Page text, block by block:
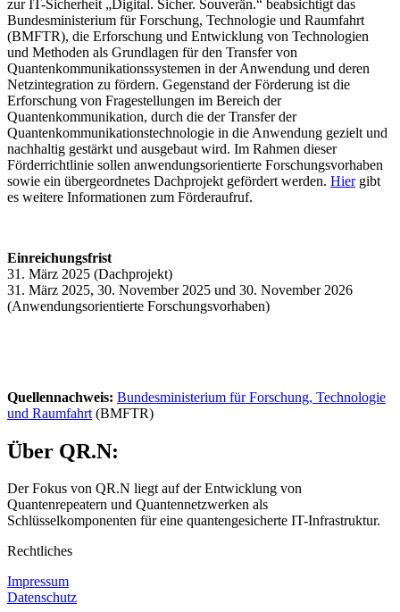
zur IT-Sicherheit „Digital. Sicher. Souverän.“ beabsichtigt das
Bundesministerium für Forschung, Technologie und Raumfahrt
(BMFTR), die Erforschung und Entwicklung von Technologien
und Methoden als Grundlagen für den Transfer von
Quantenkommunikationssystemen in der Anwendung und deren
Netzintegration zu fördern. Gegenstand der Förderung ist die
Erforschung von Fragestellungen im Bereich der
Quantenkommunikation, durch die der Transfer der
Quantenkommunikationstechnologie in die Anwendung gezielt und
nachhaltig gestärkt und ausgebaut wird. Im Rahmen dieser
Förderrichtlinie sollen anwendungsorientierte Forschungsvorhaben
sowie ein übergeordnetes Dachprojekt gefördert werden. Hiergibt
es weitere Informationen zum Förderaufruf.
Einreichungsfrist
31. März 2025 (Dachprojekt)
31. März 2025, 30. November 2025 und 30. November 2026
(Anwendungsorientierte Forschungsvorhaben)
Quellennachweis: Bundesministerium für Forschung, Technologie
und Raumfahrt (BMFTR)
Über QR.N:
Der Fokus von QR.N liegt auf der Entwicklung von
Quantenrepeatern und Quantennetzwerken als
Schlüsselkomponenten für eine quantengesicherte IT-Infrastruktur.
Rechtliches
Impressum
Datenschutz